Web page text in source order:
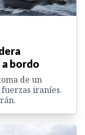
bordo
de un
iraníes.